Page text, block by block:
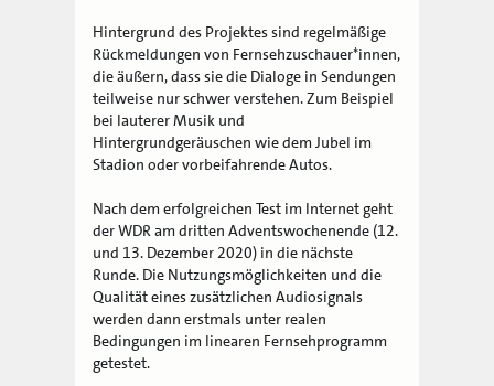
Hintergrund des Projektes sind regelmäßige
Rückmeldungen von Fernsehzuschauer*innen,
die äußern, dass sie die Dialoge in Sendungen
teilweise nur schwer verstehen. Zum Beispiel
bei lauterer Musik und
Hintergrundgeräuschen wie dem Jubel im
Stadion oder vorbeifahrende Autos.
Nach dem erfolgreichen Test im Internet geht
der WDR am dritten Adventswochenende (12.
und 13. Dezember 2020) in die nächste
Runde. Die Nutzungsmöglichkeiten und die
Qualität eines zusätzlichen Audiosignals
werden dann erstmals unter realen
Bedingungen im linearen Fernsehprogramm
getestet.